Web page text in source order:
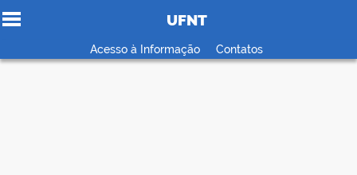
Ir para o conteúdo
UFNT
Acesso à Informação Contatos